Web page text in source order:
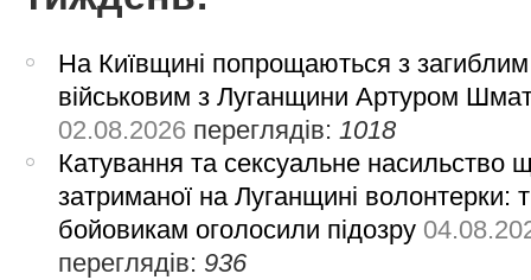
На Київщині попрощаються з загиблим
військовим з Луганщини Артуром
02.08.2026 переглядів:1018
Катування та сексуальне насильство
затриманої на Луганщині волонтерки:
бойовикам оголосили підозру
переглядів: 936